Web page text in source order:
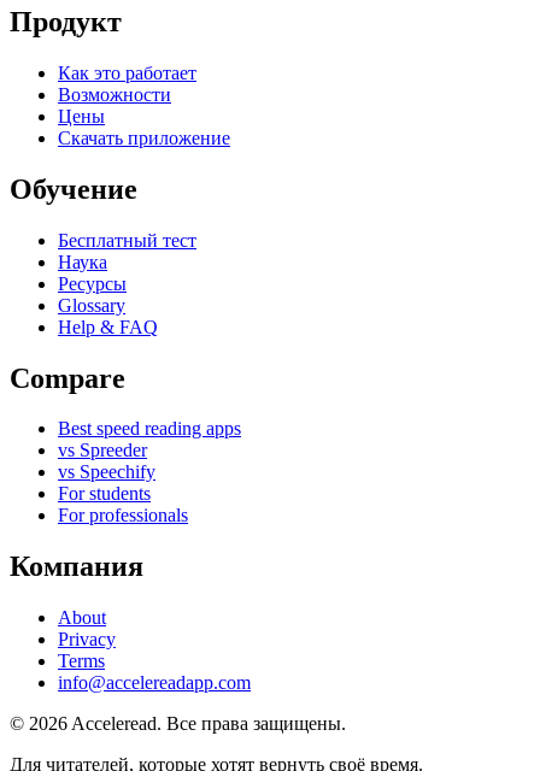
Продукт
Как это работает
Возможности
Цены
Скачать приложение
Обучение
Бесплатный тест
Наука
Ресурсы
Glossary
Help & FAQ
Compare
Best speed reading apps
vs Spreeder
vs Speechify
For students
For professionals
Компания
About
Privacy
Terms
info@accelereadapp.com
© 2026 Acceleread. Все права защищены.
Для читателей, которые хотят вернуть своё время.